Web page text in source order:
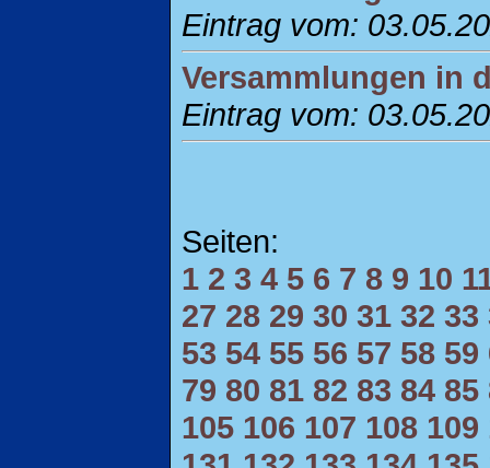
Eintrag vom:
Versammlungen in
Eintrag vom:
Seiten:
1 2 3 4 5 6 7 8 9 10
27 28 29 30 31 32 33
53 54 55 56 57 58 59
79 80 81 82 83 84 85
105 106 107 108 109